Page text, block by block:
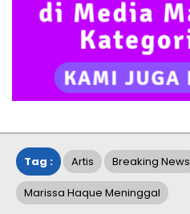
Tag : Artis Breaking News
Marissa Haque Meninggal